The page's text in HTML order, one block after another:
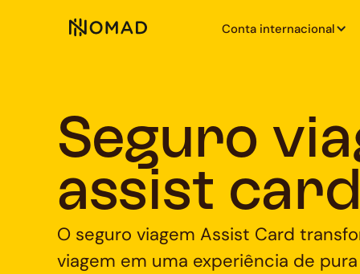
Conta internacional
Seguro
assist card
O seguro viagem Assist Card
viagem em uma experiência de